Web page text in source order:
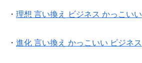
・ 理想 言い換え ビジネス かっこいい
・ 進化 言い換え かっこいい ビジネス